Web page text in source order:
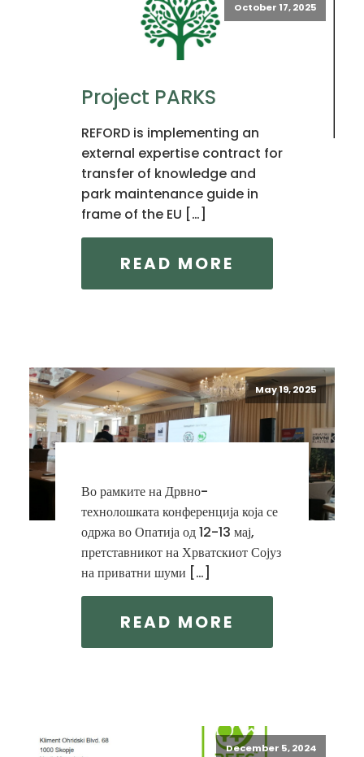
October 17, 2025
Project PARKS
REFORD is implementing an
external expertise contract for
transfer of knowledge and
park maintenance guide in
frame of the EU […]
READ MORE
May 19, 2025
Во рамките на Дрвно-
технолошката конференција која се
одржа во Опатија од 12-13 мај,
претставникот на Хрватскиот Сојуз
на приватни шуми […]
READ MORE
December 5, 2024